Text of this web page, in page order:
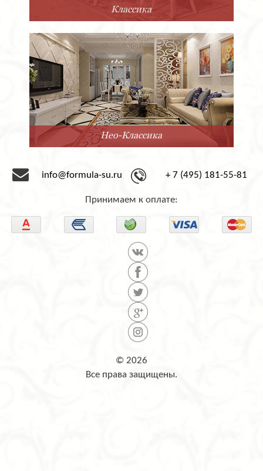
Классика
Нео-Классика
info@formula-su.ru + 7 (495) 181-55-81
Принимаем к оплате:
© 2026
Все права защищены.